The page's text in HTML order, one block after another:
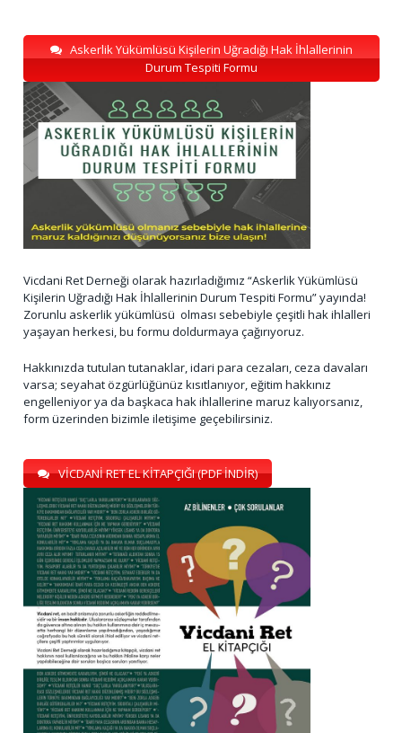
Askerlik Yükümlüsü Kişilerin Uğradığı Hak İhlallerinin
Durum Tespiti Formu
Vicdani Ret Derneği olarak hazırladığımız “Askerlik Yükümlüsü
Kişilerin Uğradığı Hak İhlallerinin Durum Tespiti Formu” yayında!
Zorunlu askerlik yükümlüsü olması sebebiyle çeşitli hak ihlalleri
yaşayan herkesi, bu formu doldurmaya çağırıyoruz.
Hakkınızda tutulan tutanaklar, idari para cezaları, ceza davaları
varsa; seyahat özgürlüğünüz kısıtlanıyor, eğitim hakkınız
engelleniyor ya da başkaca hak ihlallerine maruz kalıyorsanız,
form üzerinden bizimle iletişime geçebilirsiniz.
VİCDANİ RET EL KİTAPÇIĞI (PDF İNDİR)